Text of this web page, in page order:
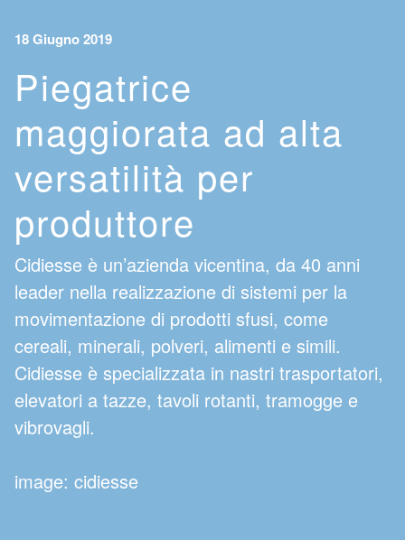
18 Giugno 2019
Piegatrice
maggiorata ad alta
versatilità per
produttore
Cidiesse è un’azienda vicentina, da 40 anni
leader nella realizzazione di sistemi per la
movimentazione di prodotti sfusi, come
cereali, minerali, polveri, alimenti e simili.
Cidiesse è specializzata in nastri trasportatori,
elevatori a tazze, tavoli rotanti, tramogge e
vibrovagli.
image: cidiesse